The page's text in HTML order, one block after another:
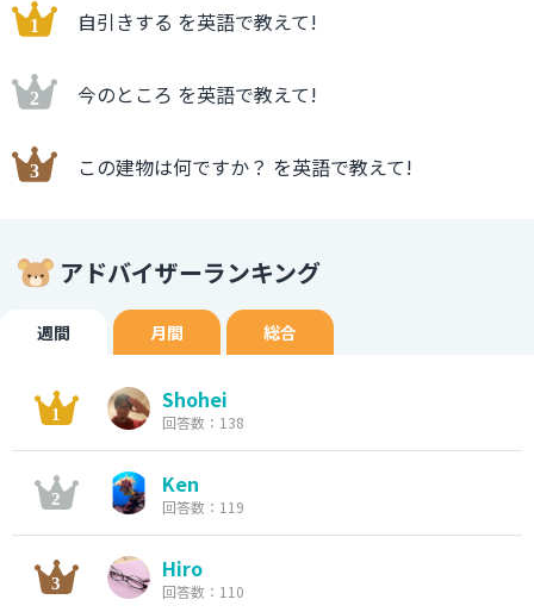
自引きする を英語で教えて!
今のところ を英語で教えて!
この建物は何ですか？ を英語で教えて!
アドバイザーランキング
週間 月間 総合
Shohei
回答数：138
Ken
回答数：119
Hiro
回答数：110